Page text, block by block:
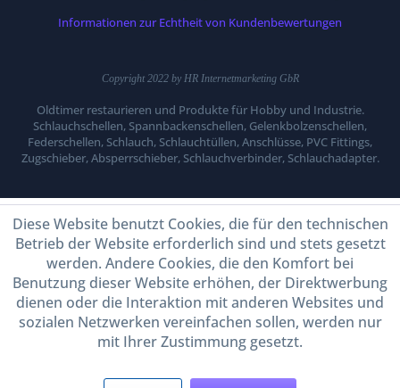
Informationen zur Echtheit von Kundenbewertungen
Copyright 2022 by HR Internetmarketing GbR
Oldtimer restaurieren und Produkte für Hobby und Industrie.
Schlauchschellen, Spannbackenschellen, Gelenkbolzenschellen,
Federschellen, Schlauch, Schlauchtüllen, Anschlüsse, PVC Fittings,
Zugschieber, Absperrschieber, Schlauchverbinder, Schlauchadapter.
Diese Website benutzt Cookies, die für den technischen
Betrieb der Website erforderlich sind und stets gesetzt
werden. Andere Cookies, die den Komfort bei
Benutzung dieser Website erhöhen, der Direktwerbung
dienen oder die Interaktion mit anderen Websites und
sozialen Netzwerken vereinfachen sollen, werden nur
mit Ihrer Zustimmung gesetzt.